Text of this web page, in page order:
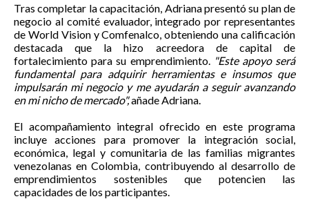
Tras completar la capacitación, Adriana presentó su plan de
negocio al comité evaluador, integrado por representantes
de World Vision y Comfenalco, obteniendo una calificación
destacada que la hizo acreedora de capital de
fortalecimiento para su emprendimiento. "Este apoyo será
fundamental para adquirir herramientas e insumos que
impulsarán mi negocio y me ayudarán a seguir avanzando
en mi nicho de mercado",añade Adriana.
El acompañamiento integral ofrecido en este programa
incluye acciones para promover la integración social,
económica, legal y comunitaria de las familias migrantes
venezolanas en Colombia, contribuyendo al desarrollo de
emprendimientos sostenibles que potencien las
capacidades de los participantes.